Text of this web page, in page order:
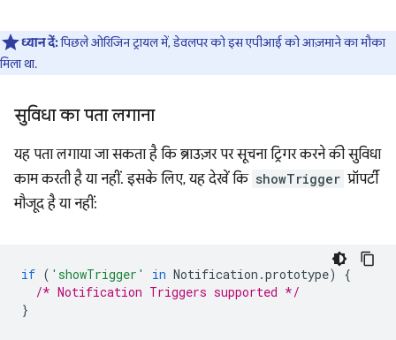
ध्यान दें:पिछले ओरिजिन ट्रायल में, डेवलपर को इस एपीआई को आज़माने का मौका
मिला था.
सुविधा का पता लगाना
यह पता लगाया जा सकता है कि ब्राउज़र पर सूचना ट्रिगर करने की सुविधा
काम करती है या नहीं. इसके लिए, यह देखें कि showTrigger प्रॉपर्टी
मौजूद है या नहीं:
if ( 'showTrigger' in Notification .prototype)
{
/* Notification Triggers supported */
}